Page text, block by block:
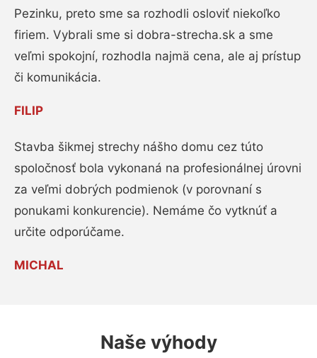
Pezinku, preto sme sa rozhodli osloviť niekoľko
firiem. Vybrali sme si dobra-strecha.sk a sme
veľmi spokojní, rozhodla najmä cena, ale aj prístup
či komunikácia.
FILIP
Stavba šikmej strechy nášho domu cez túto
spoločnosť bola vykonaná na profesionálnej úrovni
za veľmi dobrých podmienok (v porovnaní s
ponukami konkurencie). Nemáme čo vytknúť a
určite odporúčame.
MICHAL
Naše výhody